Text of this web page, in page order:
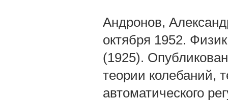
Андронов,
октября 1952.
(1925).
теории колебаний,
автоматического